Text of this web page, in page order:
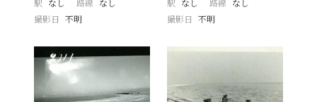
撮影日
不明
撮影日 不明